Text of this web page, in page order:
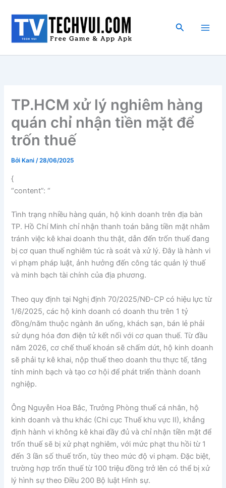
dung
Tìm
TP.HCM xử lý nghiêm hàng
quán chỉ nhận tiền mặt để
trốn thuế
Bởi Kani/28/06/2025
{
“content”: “
Tình trạng nhiều hàng quán, hộ kinh doanh trên địa bàn
TP. Hồ Chí Minh chỉ nhận thanh toán bằng tiền mặt nhằm
tránh việc kê khai doanh thu thật, dẫn đến trốn thuế đang
bị cơ quan thuế nghiêm túc rà soát và xử lý. Đây là hành vi
vi phạm pháp luật, ảnh hưởng đến công tác quản lý thuế
và minh bạch tài chính của địa phương.
Theo quy định tại Nghị định 70/2025/NĐ-CP có hiệu lực từ
1/6/2025, các hộ kinh doanh có doanh thu trên 1 tỷ
đồng/năm thuộc ngành ăn uống, khách sạn, bán lẻ phải
sử dụng hóa đơn điện tử kết nối với cơ quan thuế. Từ đầu
năm 2026, cơ chế thuế khoán sẽ chấm dứt, hộ kinh doanh
sẽ phải tự kê khai, nộp thuế theo doanh thu thực tế, tăng
tính minh bạch và tạo cơ hội để phát triển thành doanh
nghiệp.
Ông Nguyễn Hoa Bắc, Trưởng Phòng thuế cá nhân, hộ
kinh doanh và thu khác (Chi cục Thuế khu vực II), khẳng
định hành vi không kê khai đầy đủ và chỉ nhận tiền mặt để
trốn thuế sẽ bị xử phạt nghiêm, với mức phạt thu hồi từ 1
đến 3 lần số thuế trốn, tùy theo mức độ vi phạm. Đặc biệt,
trường hợp trốn thuế từ 100 triệu đồng trở lên có thể bị xử
lý hình sự theo Điều 200 Bộ luật Hình sự.